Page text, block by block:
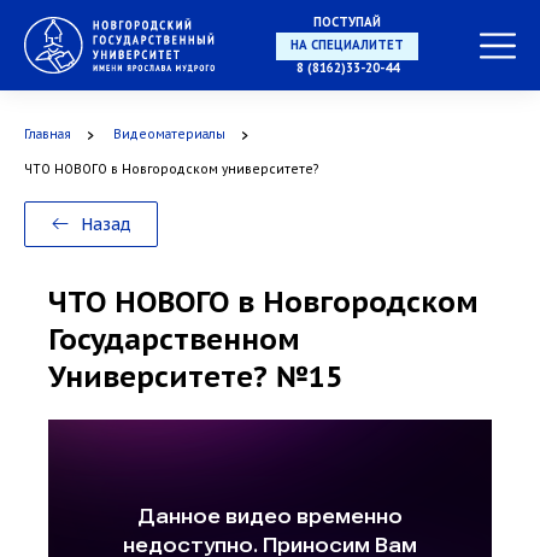
ПОСТУПАЙ
НА СПЕЦИАЛИТЕТ
8 (8162)33-20-44
Главная Видеоматериалы
ЧТО НОВОГО в Новгородском университете?
Назад
ЧТО НОВОГО в Новгородском
Государственном
Университете? №15